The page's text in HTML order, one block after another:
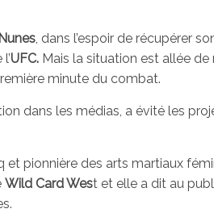
, dans l’espoir de récupérer
UFC. Mais la situation est allée
minute du combat.
dans les médias, a évité les
et pionnière des arts martiaux
Wild Card West et elle a dit au